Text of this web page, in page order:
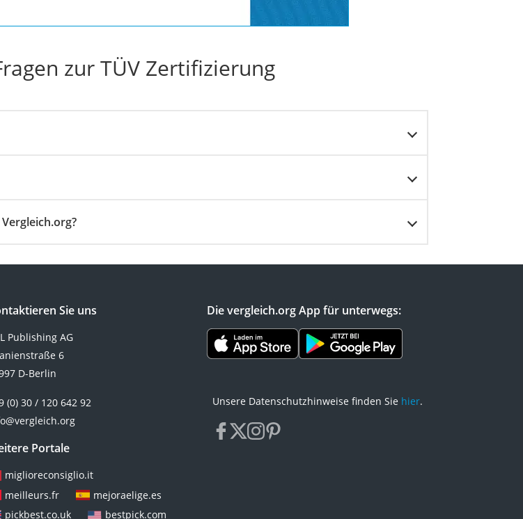
zur TÜV Zertifizierung
Sie uns
Publishing AG
6
D-Berlin
(0) 30 / 120 642 92
Portale
miglioreconsiglio.it
meilleurs.fr
mejoraelige.es
pickbest.co.uk
bestpick.com
Die vergleich.org App für unterwegs:
Unsere Datenschutzhinweise finden Sie hier.
facebook
x instagram
pinterest